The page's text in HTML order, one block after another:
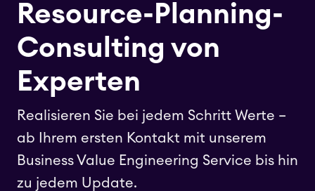
Resource-Planning-
Consulting von
Experten
Realisieren Sie bei jedem Schritt Werte –
ab Ihrem ersten Kontakt mit unserem
Business Value Engineering Service bis hin
zu jedem Update.